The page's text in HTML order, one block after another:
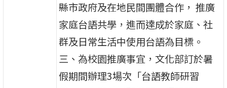
縣市政府及在地民間團體合作， 推廣
家庭台語共學，進而達成於家庭、社
群及日常生活中使用台語為目標。
三、為校園推廣事宜，文化部訂於暑
假期間辦理3場次「台語教師研習